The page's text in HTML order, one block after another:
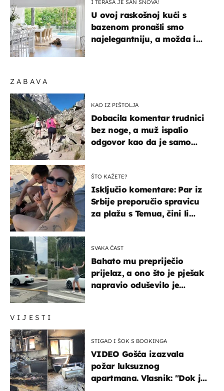
VIJESTI
STIGAO I ŠOK S BOOKINGA
VIDEO Gošća izazvala
požar luksuznog
apartmana. Vlasnik: "Dok je
ZABAVA
KAO IZ PIŠTOLJA
Dobacila komentar trudnici
bez noge, a muž ispalio
odgovor kao da je samo
ŠTO KAŽETE?
Isključio komentare: Par iz
Srbije preporučio spravicu
za plažu s Temua, čini li
SVAKA ČAST
Bahato mu prepriječio
prijelaz, a ono što je pješak
napravio oduševilo je
I TERASA JE SAN SNOVA!
U ovoj raskošnoj kući s
bazenom pronašli smo
najelegantniju, a možda i